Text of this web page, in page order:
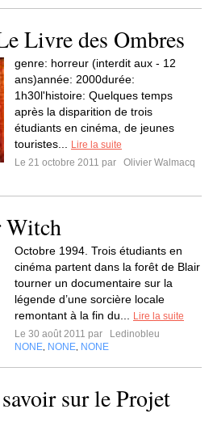
Livre des Ombres
genre: horreur (interdit aux - 12
ans)année: 2000durée:
1h30l'histoire: Quelques temps
après la disparition de trois
étudiants en cinéma, de jeunes
touristes...
Lire la suite
Le 21 octobre 2011 par
Olivier Walmacq
Witch
Octobre 1994. Trois étudiants en
cinéma partent dans la forêt de Blair
tourner un documentaire sur la
légende d’une sorcière locale
remontant à la fin du...
Lire la suite
Le 30 août 2011 par
Ledinobleu
NONE NONE NONE
sur le Projet